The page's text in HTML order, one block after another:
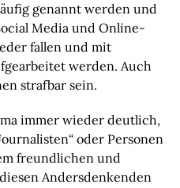
genannt werden und
Media und Online-
fallen und mit
werden. Auch
strafbar sein.
immer wieder deutlich,
oder Personen
freundlichen und
Andersdenkenden